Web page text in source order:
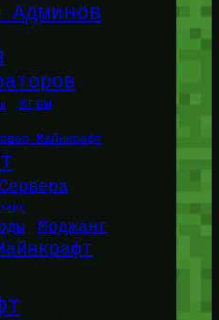
Админов
Игры
Майнкрафт
Моджанг